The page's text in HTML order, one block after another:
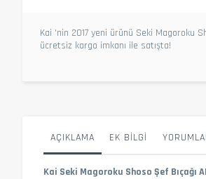
Kai 'nin 2017 yeni ürünü Seki Magoroku
ücretsiz kargo imkanı ile satışta!
AÇIKLAMA EK BILGI
Kai Seki Magoroku Shoso Şef Bıçağı